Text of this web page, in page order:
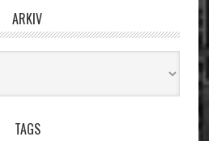
ARKIV
TAGS